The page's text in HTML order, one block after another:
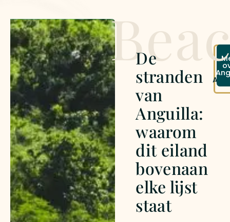
De
stranden
van
Anguilla:
waarom
dit eiland
bovenaan
elke lijst
staat